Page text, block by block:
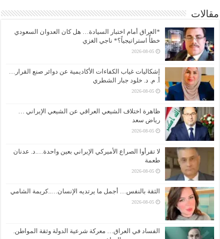
مقالات
*العراق أمام اختبار السيادة… هل كان العدوان السعودي
خطأً استراتيجياً؟* ناجي الغزي
2026-08-05
إشكاليات غياب الكفاءات الأكاديمية عن دوائر صنع القرار…
أ. م. د. خلود جبار الشطري
2026-08-05
ظاهرة اختلاف الشيعي العراقي عن الشيعي الإيراني …
رياض سعد
2026-08-05
لا تقرأوا الصراع الأميركي الإيراني بعين واحدة….د. عدنان
طعمة
2026-08-05
الثقة بالنفس… أجمل ما يرتديه الإنسان…..كريمة الشامي
2026-08-05
الفساد في العراق… معركة شرعية الدولة وثقة المواطن.